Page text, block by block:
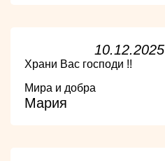
10.12.2025
Храни Вас господи !!
Мира и добра
Мария